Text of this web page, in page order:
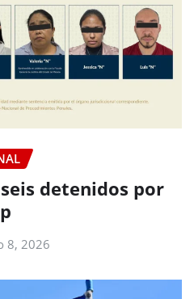
detenidos por
8, 2026